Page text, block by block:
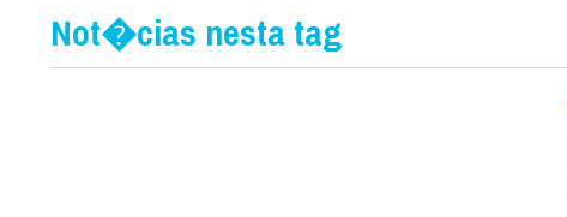
Not�cias nesta tag